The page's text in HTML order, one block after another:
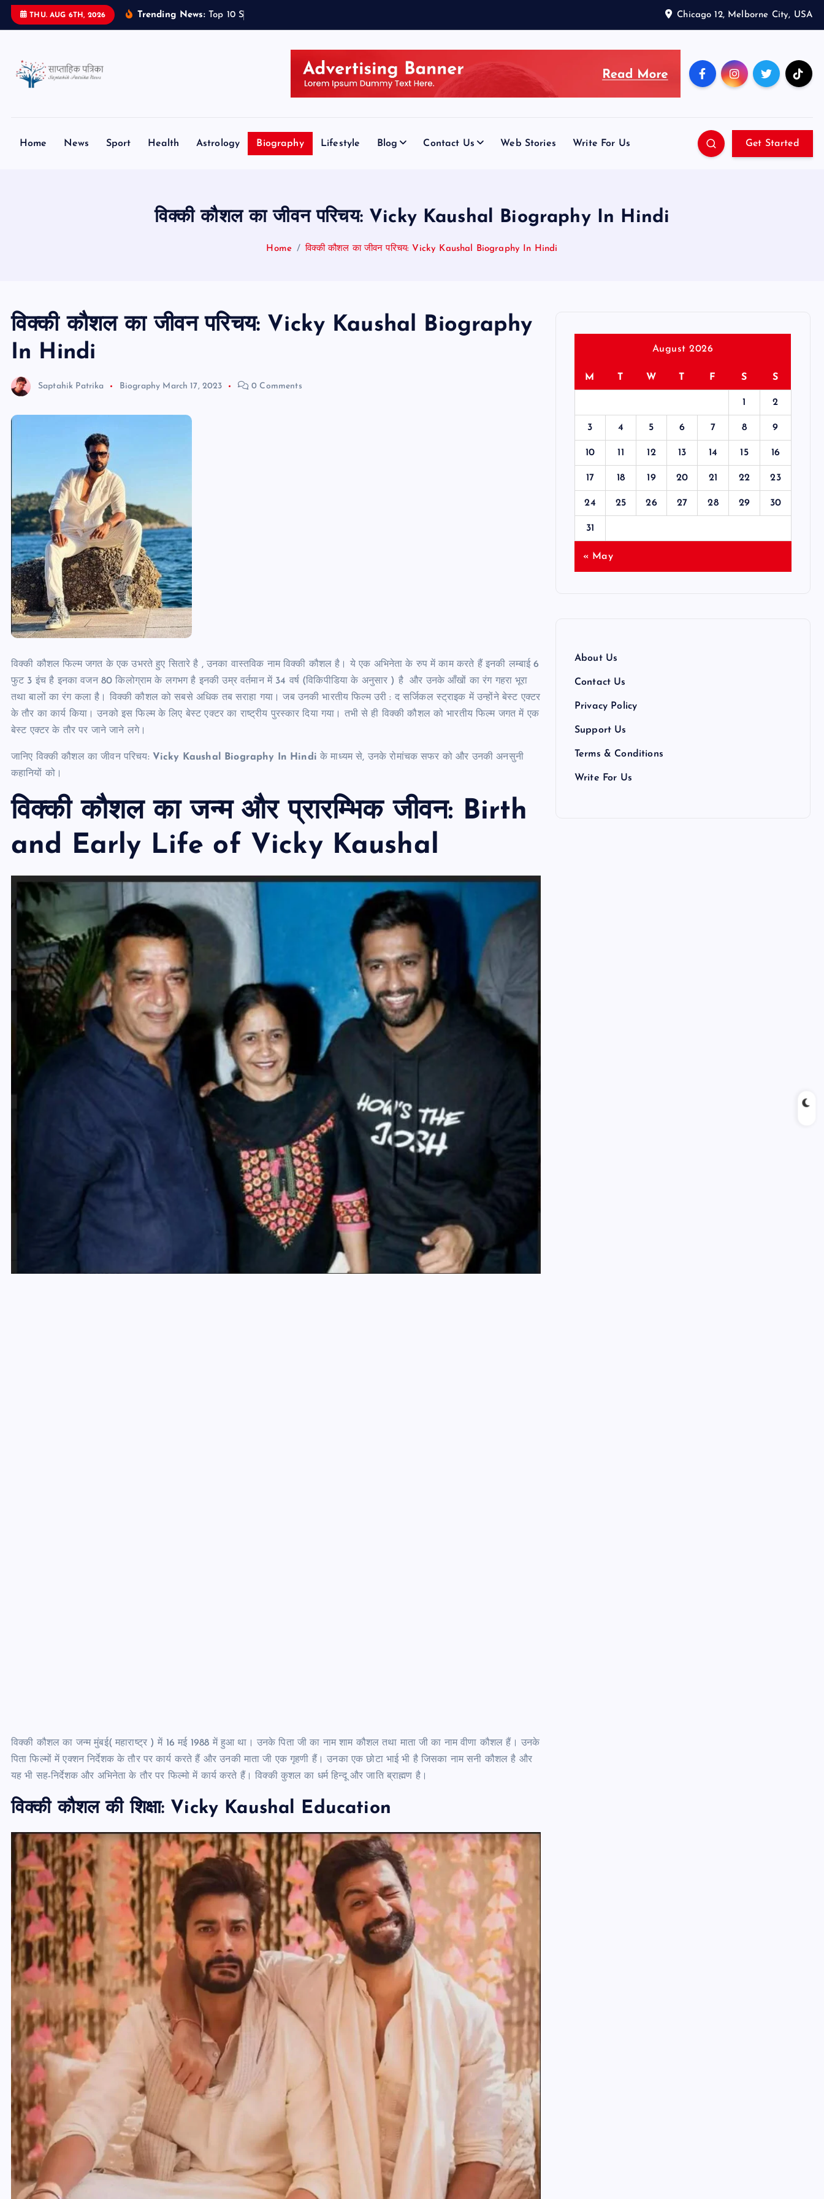
THU. AUG 6TH, 2026 Trending News: Top 10 S Chicago 12, Melborne City, USA
Home News Sport Health Astrology Biography Lifestyle Blog Contact Us Web Stories Write For Us Get Started
विक्की कौशल का जीवन परिचय: Vicky Kaushal Biography In Hindi
Home विक्की कौशल का जीवन परिचय: Vicky Kaushal Biography In Hindi
विक्की कौशल का जीवन परिचय: Vicky Kaushal Biography
In Hindi
Saptahik Patrika Biography March 17, 2023 0 Comments
विक्की कौशल फिल्म जगत के एक उभरते हुए सितारे है , उनका वास्तविक नाम विक्की कौशल है। ये एक अभिनेता के रुप में काम करते हैं इनकी लम्बाई 6
फुट 3 इंच है इनका वजन 80 किलोग्राम के लगभग है इनकी उम्र वर्तमान में 34 वर्ष (विकिपीडिया के अनुसार ) है और उनके आँखों का रंग गहरा भूरा
तथा बालों का रंग कला है। विक्की कौशल को सबसे अधिक तब सराहा गया। जब उनकी भारतीय फिल्म उरी : द सर्जिकल स्ट्राइक में उन्होंने बेस्ट एक्टर
के तौर का कार्य किया। उनको इस फिल्म के लिए बेस्ट एक्टर का राष्ट्रीय पुरस्कार दिया गया। तभी से ही विक्की कौशल को भारतीय फिल्म जगत में एक
बेस्ट एक्टर के तौर पर जाने जाने लगे।
जानिए विक्की कौशल का जीवन परिचय: Vicky Kaushal Biography In Hindi के माध्यम से, उनके रोमांचक सफर को और उनकी अनसुनी
कहानियों को।
विक्की कौशल का जन्म और प्रारम्भिक जीवन: Birth
and Early Life of Vicky Kaushal
विक्की कौशल का जन्म मुंबई( महाराष्ट्र ) में 16 मई 1988 में हुआ था। उनके पिता जी का नाम शाम कौशल तथा माता जी का नाम वीणा कौशल हैं। उनके
पिता फिल्मों में एक्शन निर्देशक के तौर पर कार्य करते हैं और उनकी माता जी एक गृहणी हैं। उनका एक छोटा भाई भी है जिसका नाम सनी कौशल है और
यह भी सह-निर्देशक और अभिनेता के तौर पर फिल्मो में कार्य करते हैं। विक्की कुशल का धर्म हिन्दू और जाति ब्राह्मण है।
विक्की कौशल की शिक्षा: Vicky Kaushal Education
August 2026
M T W T F S S
1 2
3 4 5 6 7 8 9
10 11 12 13 14 15 16
17 18 19 20 21 22 23
24 25 26 27 28 29 30
31
« May
About Us
Contact Us
Privacy Policy
Support Us
Terms & Conditions
Write For Us